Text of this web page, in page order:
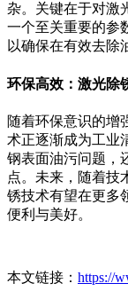
杂。关键在于对激
一个至关重要的参
以确保在有效去除
环保高效：激光除
随着环保意识的增
术正逐渐成为工业
钢表面油污问题，
点。未来，随着技
锈技术有望在更多
便利与美好。
本文链接： https://